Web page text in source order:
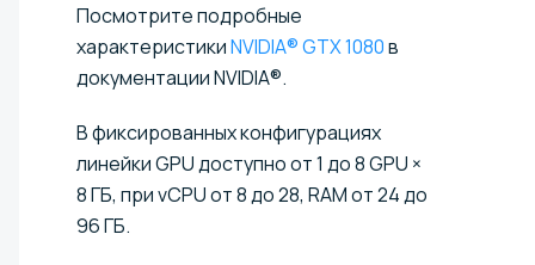
Посмотрите подробные
характеристикиNVIDIA® GTX 1080в
документации NVIDIA®.
В фиксированных конфигурациях
линейки GPU доступно от 1 до 8 GPU ×
8 ГБ, при vCPU от 8 до 28, RAM от 24 до
96 ГБ.